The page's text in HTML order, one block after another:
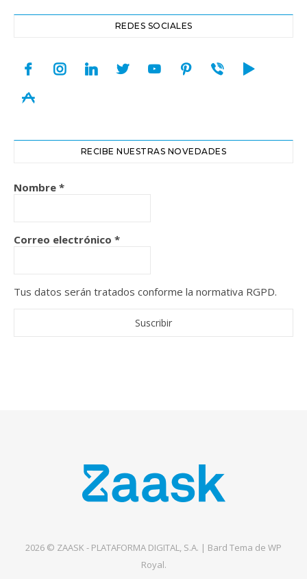
REDES SOCIALES
facebookinstagramlinkedintwitteryoutubepinterest
viber play
appstore
RECIBE NUESTRAS NOVEDADES
Nombre *
Correo electrónico *
Tus datos serán tratados conforme la normativa RGPD.
2026 © ZAASK - PLATAFORMA DIGITAL, S.A. | Bard Tema de WP
Royal.